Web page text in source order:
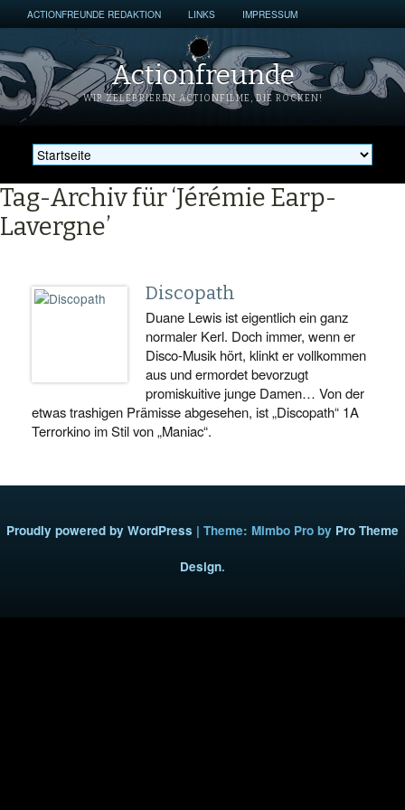
ACTIONFREUNDE REDAKTION LINKS IMPRESSUM
Actionfreunde
WIR ZELEBRIEREN ACTIONFILME, DIE ROCKEN!
Tag-Archiv für ‘Jérémie Earp-
Lavergne’
Discopath
Duane Lewis ist eigentlich ein ganz
normaler Kerl. Doch immer, wenn er
Disco-Musik hört, klinkt er vollkommen
aus und ermordet bevorzugt
promiskuitive junge Damen… Von der
etwas trashigen Prämisse abgesehen, ist „Discopath“ 1A
Terrorkino im Stil von „Maniac“.
Proudly powered by WordPress | Theme: Mimbo Pro by Pro Theme
Design.